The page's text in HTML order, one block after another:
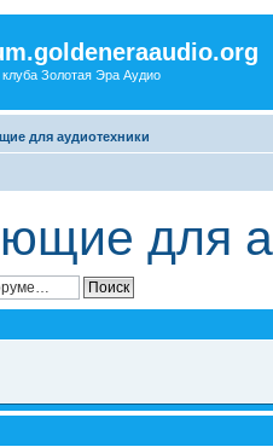
Золотая Эра Аудио
для аудиотехники
для